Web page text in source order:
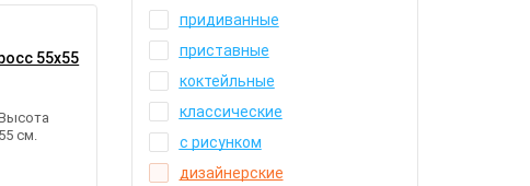
55х55
55 см.
придиванные
приставные
коктейльные
классические
с рисунком
дизайнерские